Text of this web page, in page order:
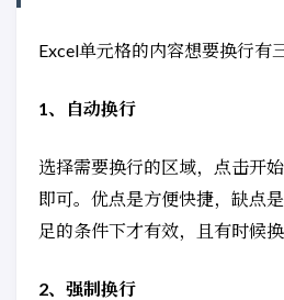
Excel单元格的内容想要换行有
1、自动换行
选择需要换行的区域，点击开
即可。优点是方便快捷，缺点
足的条件下才有效，且有时候换
2、强制换行